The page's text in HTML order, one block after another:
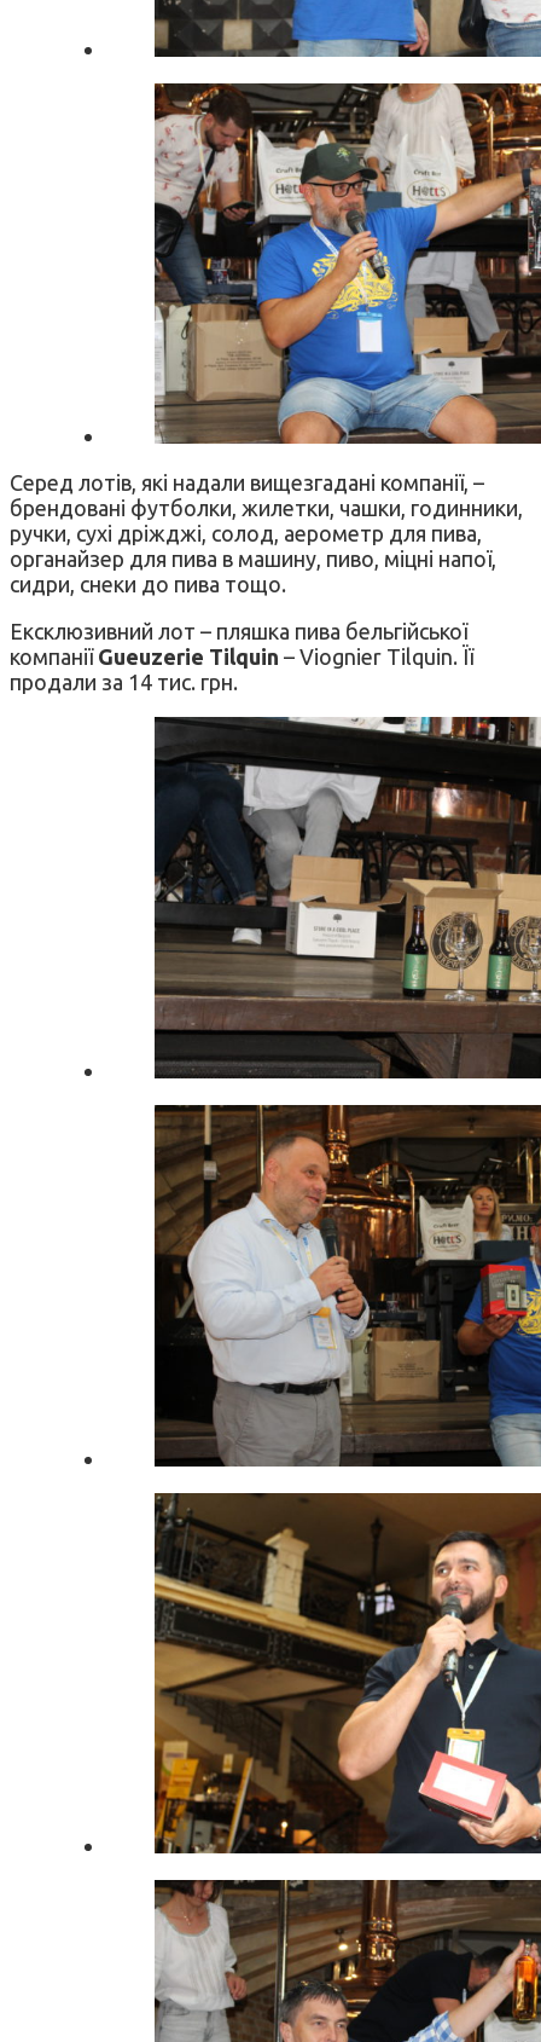
Серед лотів, які надали вищезгадані компанії, –
брендовані футболки, жилетки, чашки, годинники,
ручки, сухі дріжджі, солод, аерометр для пива,
органайзер для пива в машину, пиво, міцні напої,
сидри, снеки до пива тощо.
Ексклюзивний лот – пляшка пива бельгійської
компанії Gueuzerie Tilquin – Viognier Tilquin. Її
продали за 14 тис. грн.